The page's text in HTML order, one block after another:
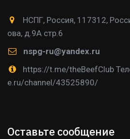
НСПГ, Россия, 117312,
ова, д.9А стр.6
nspg-ru@yandex.ru
https://t.me/theBeefClub
e.ru/channel/43525890/
Оставьте сообщение